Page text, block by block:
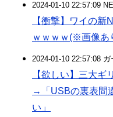
2024-01-10 22:57:09
【衝撃】ワイの新
ｗｗｗｗ(※画像あ
2024-01-10 22:57:08
【欲しい】三大ギ
→「USBの裏表間
い」